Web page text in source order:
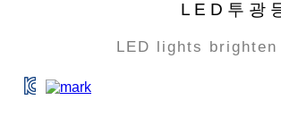
L E D 투 광
LED lights